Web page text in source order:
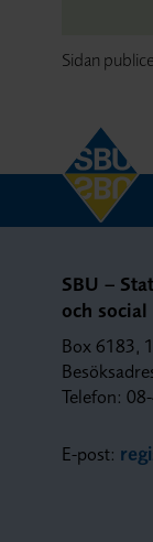
Sidan
SBU –
och
Box 6183,
Telefon:
E-post: